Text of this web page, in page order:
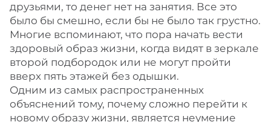
друзьями, то денег нет на занятия. Все это
было бы смешно, если бы не было так грустно.
Многие вспоминают, что пора начать вести
здоровый образ жизни, когда видят в зеркале
второй подбородок или не могут пройти
вверх пять этажей без одышки.
Одним из самых распространенных
объяснений тому, почему сложно перейти к
новому образу жизни, является неумение